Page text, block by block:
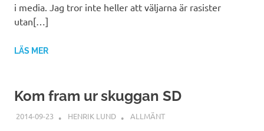
i media. Jag tror inte heller att väljarna är rasister
utan[…]
LÄS MER
Kom fram ur skuggan SD
2014-09-23 HENRIK LUND ALLMÄNT